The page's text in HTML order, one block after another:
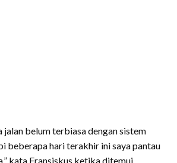
jalan belum terbiasa dengan sistem
beberapa hari terakhir ini saya pantau
kata Fransiskus ketika ditemui,